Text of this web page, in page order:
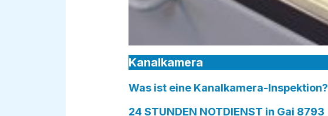
Kanalkamera
Was ist eine Kanalkamera-Inspektion?
24 STUNDEN NOTDIENST in Gai 8793